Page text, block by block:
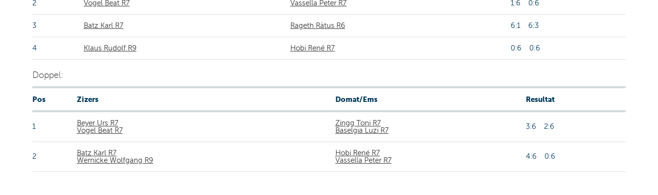
2 Vogel Beat R7 Vassella Peter R7 1:6 0:6
3 Batz Karl R7 Rageth Rätus R6 6:1 6:3
4 Klaus Rudolf R9 Hobi René R7 0:6 0:6
Doppel:
Pos Zizers Domat/Ems Resultat
1
Beyer Urs R7
Vogel Beat R7
Zingg Toni R7
Baselgia Luzi R7
3:6 2:6
2
Batz Karl R7
Wernicke Wolfgang R9
Hobi René R7
Vassella Peter R7
4:6 0:6